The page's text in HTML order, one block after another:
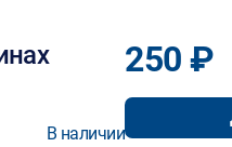
В наличии
250 ₽